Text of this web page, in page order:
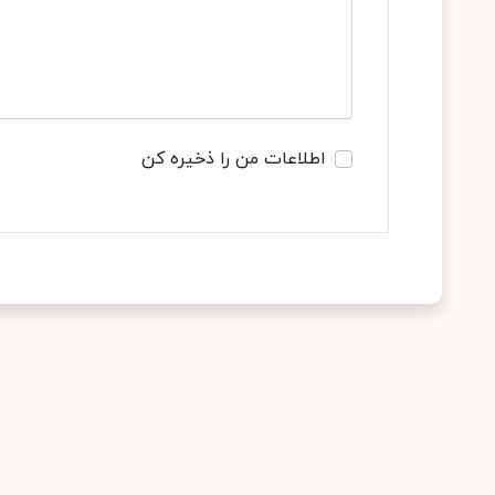
اطلاعات من را ذخیره کن